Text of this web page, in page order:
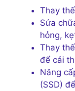
Thay
Sửa
hỏng,
Thay
để cải
Nâng
(SSD)